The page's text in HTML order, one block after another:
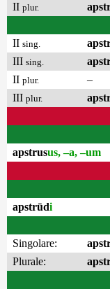
II plur.
II sing.
III sing.
II plur.
–
III plur.
apstrusus, –a, –um
apstrūdi
Singolare:
Plurale: